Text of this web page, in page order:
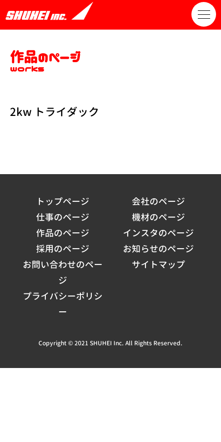
作品のページ
works
2kw トライダック
トップページ
会社のページ
仕事のページ
機材のページ
作品のページ
インスタのページ
採用のページ
お知らせのページ
お問い合わせのペー
ジ
サイトマップ
プライバシーポリシ
ー
Copyright © 2021 SHUHEI Inc. All Rights Reserved.